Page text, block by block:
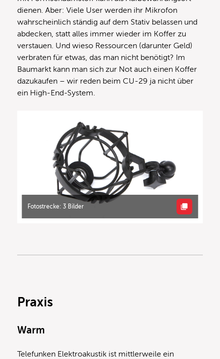
dienen. Aber: Viele User werden ihr Mikrofon
wahrscheinlich ständig auf dem Stativ belassen und
abdecken, statt alles immer wieder im Koffer zu
verstauen. Und wieso Ressourcen (darunter Geld)
verbraten für etwas, das man nicht benötigt? Im
Baumarkt kann man sich zur Not auch einen Koffer
dazukaufen – wir reden beim CU-29 ja nicht über
ein High-End-System.
Fotostrecke: 3 Bilder
Praxis
Warm
Telefunken Elektroakustik ist mittlerweile ein